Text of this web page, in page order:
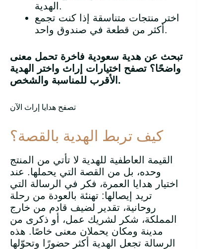
الهدية.
اختر منتجات متناسقة إذا كنت تجمع
أكثر من قطعة في صندوق واحد.
تبحث عن هدية سعودية فاخرة تحمل معنى
واضحًا؟ تصفح اختيارات إراث واختر الهدية
الأقرب للمناسبة والشخص.
تصفح هدايا إراث الآن
كيف تربط الهدية بالقصة؟
القيمة العاطفية للهدية لا تأتي من المنتج
وحده، بل من القصة التي يحملها. عند
اختيار هدايا العمرة، فكر في الرسالة التي
تريد إيصالها: تهنئة بالعودة من رحلة
روحانية، تقدير لضيف قادم من خارج
المملكة، شكر لشريك عمل، أو ذكرى من
مدينة ومكان يحملان معنى خاصًا. هذه
الرسالة تجعل الهدية أكثر حضورًا وتحوّلها